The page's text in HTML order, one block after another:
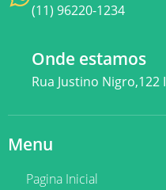
(11) 96220-1234
Onde estamos
Rua Justino Nigro,122
Menu
Pagina Inicial